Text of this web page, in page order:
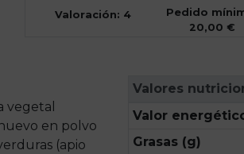
Valoración: 4
Pedido
20,00 €
vegetal
en polvo
(apio
Valores
Valor
Grasas (g)